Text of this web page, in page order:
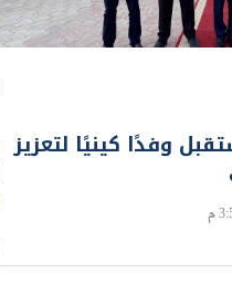
وفدًا كينيًا لتعزيز